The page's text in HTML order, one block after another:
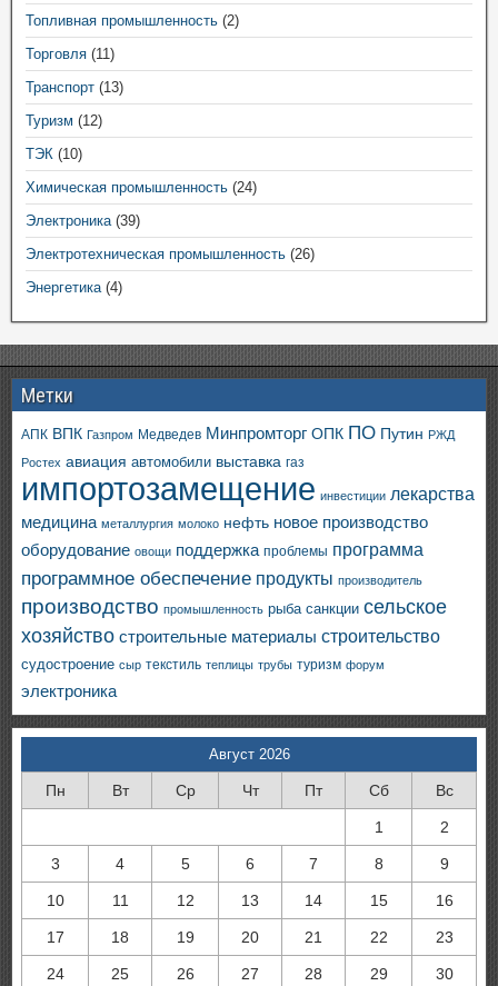
Топливная промышленность (2)
Торговля (11)
Транспорт (13)
Туризм (12)
ТЭК (10)
Химическая промышленность (24)
Электроника(39)
Электротехническая промышленность (26)
Энергетика(4)
Метки
АПК ВПК Газпром Медведев Минпромторг ОПК ПО Путин РЖД
Ростех авиация автомобили выставка газ
импортозамещение инвестиции лекарства
медицина металлургия молоко нефть новое производство
оборудование овощи поддержка проблемы программа
программное обеспечение продукты производитель
производство промышленность рыба санкции сельское
хозяйство строительные материалы строительство
судостроение сыр текстиль теплицы трубы туризм форум
электроника
Август 2026
Пн Вт Ср Чт Пт Сб Вс
1 2
3 4 5 6 7 8 9
10 11 12 13 14 15 16
17 18 19 20 21 22 23
24 25 26 27 28 29 30